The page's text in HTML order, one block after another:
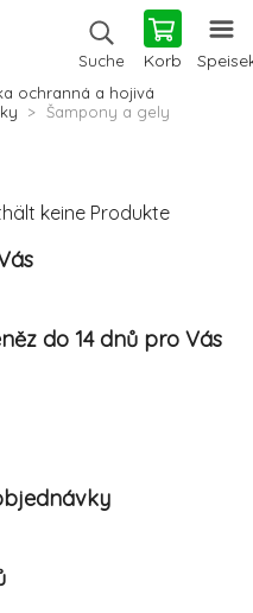
Suche Korb
ochranná a hojivá
Šampony a gely
keine Produkte
do 14 dnů pro Vás